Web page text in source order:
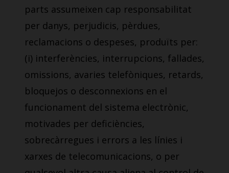
parts assumeixen cap responsabilitat
per danys, perjudicis, pèrdues,
reclamacions o despeses, produïts per:
(i) interferències, interrupcions, fallades,
omissions, avaries telefòniques, retards,
bloquejos o desconnexions en el
funcionament del sistema electrònic,
motivades per deficiències,
sobrecàrregues i errors a les línies i
xarxes de telecomunicacions, o per